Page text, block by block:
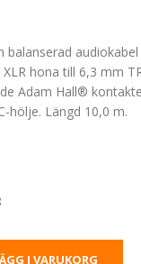
balanserad
hona till 6,3 mm
Adam Hall®
hölje. Längd 10,0 m.